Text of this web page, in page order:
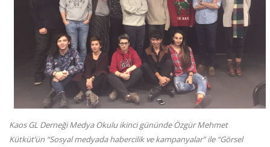
Kaos GL Derneği Medya Okulu ikinci gününde Özgür Mehmet
Kütküt’ün “Sosyal medyada habercilik ve kampanyalar” ile “Görsel